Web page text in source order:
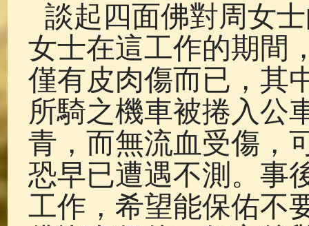
談起四面佛對周女
女士在這工作的期間
僅有皮肉傷而已，其
所騎之機車被捲入公
青，而無流血受傷，
恐早已遭遇不測。事
工作，希望能保佑不